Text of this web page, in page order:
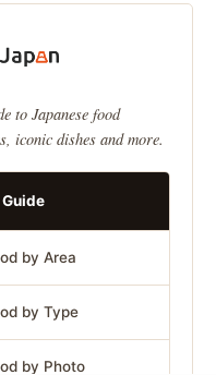
to Japanese food
iconic dishes and more.
by Area
by Type
by Photo